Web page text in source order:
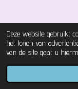
Deze website gebruikt
het tonen van
van de site gaat u